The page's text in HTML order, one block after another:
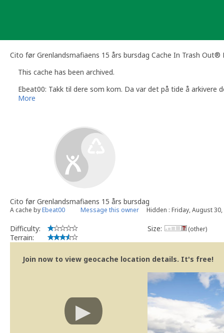
Cito før Grenlandsmafiaens 15 års bursdag Cache In Trash Out®
This cache has been archived.
Ebeat00: Takk til dere som kom. Da var det på tide å arkivere
More
Cito før Grenlandsmafiaens 15 års bursdag
A cache byEbeat00 Message this owner Hidden : Friday, August 30,
Difficulty:
Terrain:
Size: (other)
Join now to view geocache location details. It's free!